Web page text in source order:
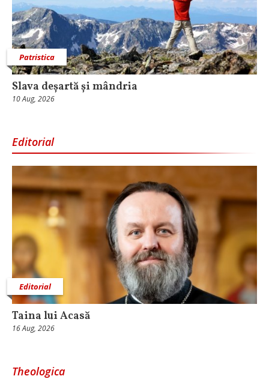
Patristica
Slava deșartă și mândria
10 Aug, 2026
Editorial
Editorial
Taina lui Acasă
16 Aug, 2026
Theologica